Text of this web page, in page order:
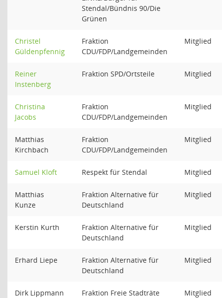
Stendal/Bündnis 90/Die
Grünen
Christel
Güldenpfennig
Fraktion
CDU/FDP/Landgemeinden
Mitglied
Reiner
Instenberg
Fraktion SPD/Ortsteile Mitglied
Christina
Jacobs
Fraktion
CDU/FDP/Landgemeinden
Mitglied
Matthias
Kirchbach
Fraktion
CDU/FDP/Landgemeinden
Mitglied
Samuel Kloft Respekt für Stendal Mitglied
Matthias
Kunze
Fraktion Alternative für
Deutschland
Mitglied
Kerstin Kurth
Fraktion Alternative für
Deutschland
Mitglied
Erhard Liepe
Fraktion Alternative für
Deutschland
Mitglied
Dirk Lippmann
Fraktion Freie Stadträte
Mitglied